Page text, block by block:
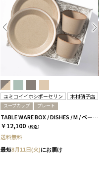
ユミコイイホシポーセリン 木村硝子店
スープカップ プレート
TABLE WARE BOX / DISHES / M / ベージュ［イイホシユミコ×木村硝子店］
￥12,100 （税込）
送料無料
最短8月11日(火)にお届け